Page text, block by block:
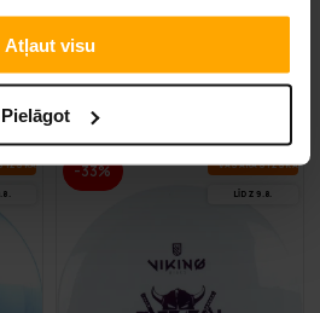
Atļaut visu
Pielāgot
9,90 €
14,90 €
IZ­SKA­ŅA -33% VA­SA­RAS IZ­SKA­ŅA
LĪDZ 9.8.